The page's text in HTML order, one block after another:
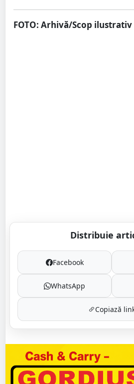
FOTO: Arhivă/Scop ilustrativ
Distribuie
Facebook
WhatsApp
Copiază